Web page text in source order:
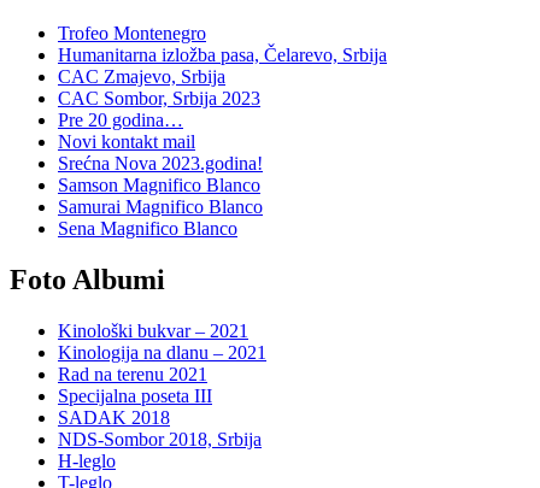
Trofeo Montenegro
Humanitarna izložba pasa, Čelarevo, Srbija
CAC Zmajevo, Srbija
CAC Sombor, Srbija 2023
Pre 20 godina…
Novi kontakt mail
Srećna Nova 2023.godina!
Samson Magnifico Blanco
Samurai Magnifico Blanco
Sena Magnifico Blanco
Foto Albumi
Kinološki bukvar – 2021
Kinologija na dlanu – 2021
Rad na terenu 2021
Specijalna poseta III
SADAK 2018
NDS-Sombor 2018, Srbija
H-leglo
T-leglo